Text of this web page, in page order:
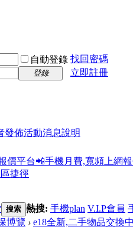
自動登錄 找回密碼
登錄
立即註冊
發佈活動消息說明
價平台📲手機月費,寬頻上網
捷徑
搜索 熱搜: 手機plan V.I.P會員
博覽 › e18全新,二手物品交換